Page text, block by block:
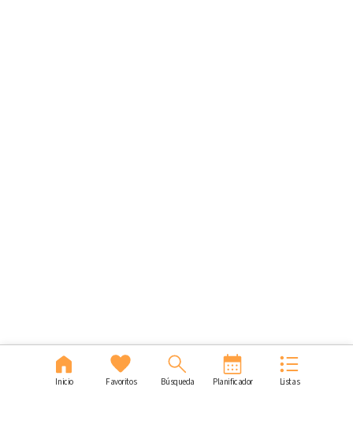
Inicio Favoritos Búsqueda Planificador Listas